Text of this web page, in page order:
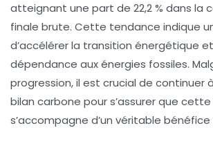
atteignant une part de 22,2 % dans la
finale brute. Cette tendance indique
d’accélérer la transition énergétique
dépendance aux énergies fossiles.
progression, il est crucial de continuer
bilan carbone pour s’assurer que
s’accompagne d’un véritable